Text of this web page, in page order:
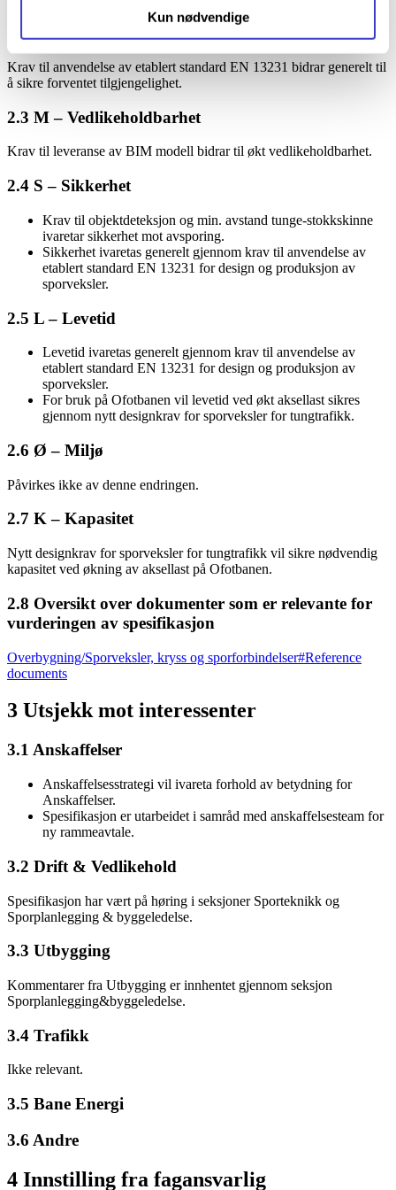
Kun nødvendige
2.2 A – Tilgjengelighet
Krav til anvendelse av etablert standard EN 13231 bidrar generelt til
å sikre forventet tilgjengelighet.
2.3 M – Vedlikeholdbarhet
Krav til leveranse av BIM modell bidrar til økt vedlikeholdbarhet.
2.4 S – Sikkerhet
Krav til objektdeteksjon og min. avstand tunge-stokkskinne
ivaretar sikkerhet mot avsporing.
Sikkerhet ivaretas generelt gjennom krav til anvendelse av
etablert standard EN 13231 for design og produksjon av
sporveksler.
2.5 L – Levetid
Levetid ivaretas generelt gjennom krav til anvendelse av
etablert standard EN 13231 for design og produksjon av
sporveksler.
For bruk på Ofotbanen vil levetid ved økt aksellast sikres
gjennom nytt designkrav for sporveksler for tungtrafikk.
2.6 Ø – Miljø
Påvirkes ikke av denne endringen.
2.7 K – Kapasitet
Nytt designkrav for sporveksler for tungtrafikk vil sikre nødvendig
kapasitet ved økning av aksellast på Ofotbanen.
2.8 Oversikt over dokumenter som er relevante for
vurderingen av spesifikasjon
Overbygning/Sporveksler, kryss og sporforbindelser#Reference
documents
3 Utsjekk mot interessenter
3.1 Anskaffelser
Anskaffelsesstrategi vil ivareta forhold av betydning for
Anskaffelser.
Spesifikasjon er utarbeidet i samråd med anskaffelsesteam for
ny rammeavtale.
3.2 Drift & Vedlikehold
Spesifikasjon har vært på høring i seksjoner Sporteknikk og
Sporplanlegging & byggeledelse.
3.3 Utbygging
Kommentarer fra Utbygging er innhentet gjennom seksjon
Sporplanlegging&byggeledelse.
3.4 Trafikk
Ikke relevant.
3.5 Bane Energi
3.6 Andre
4 Innstilling fra fagansvarlig